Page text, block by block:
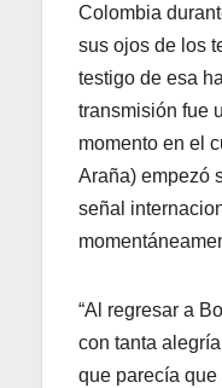
Colombia
sus ojos de los
testigo de esa
transmisión fue
momento en el
Araña) empezó
señal
“Al regresar a
con tanta
que parecía